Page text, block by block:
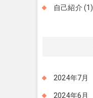
自己紹介 (1)
2024年7月
2024年6月